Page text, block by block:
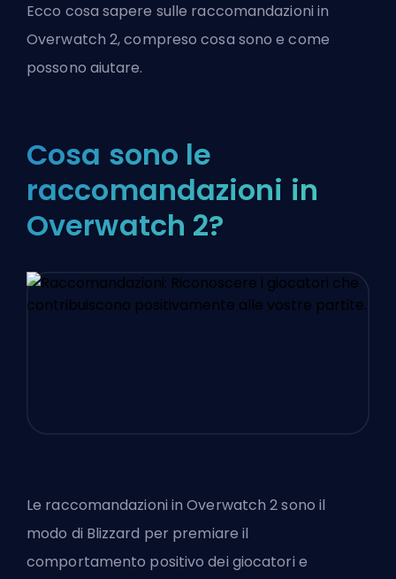
Ecco cosa sapere sulle raccomandazioni in
Overwatch 2, compreso cosa sono e come
possono aiutare.
Cosa sono le
raccomandazioni in
Overwatch 2?
Le raccomandazioni in Overwatch 2 sono il
modo di Blizzard per premiare il
comportamento positivo dei giocatori e